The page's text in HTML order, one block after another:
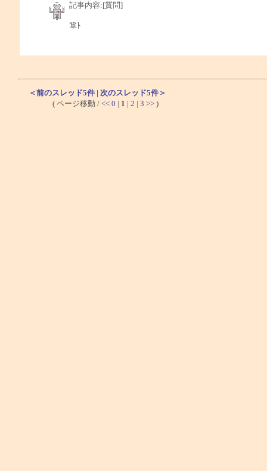
記事内容:[質問]
箪ﾄ
＜前のスレッド5件 | 次のスレッド5件＞
( ページ移動 / << 0 | 1 | 2 | 3 >> )